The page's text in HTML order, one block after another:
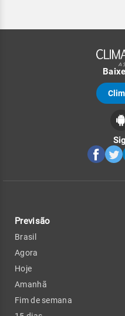
Previsão
Brasil
Agora
Hoje
Amanhã
Fim de semana